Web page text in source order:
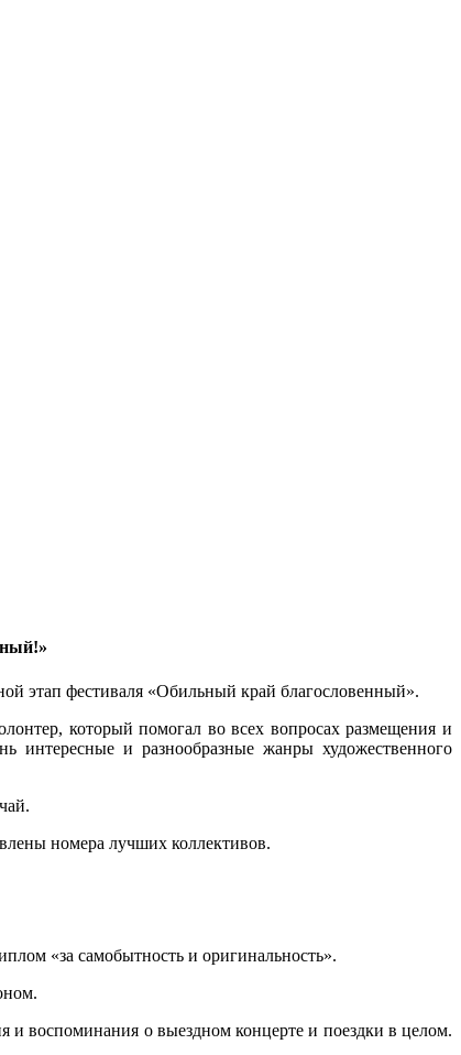
этап фестиваля «Обильный край благословенный».
который помогал во всех вопросах размещения и
интересные и разнообразные жанры художественного
номера лучших коллективов.
«за самобытность и оригинальность».
и воспоминания о выездном концерте и поездки в целом.